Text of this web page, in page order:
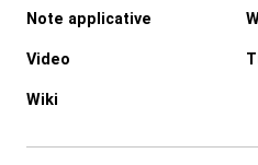
Note applicative
Video
Wiki